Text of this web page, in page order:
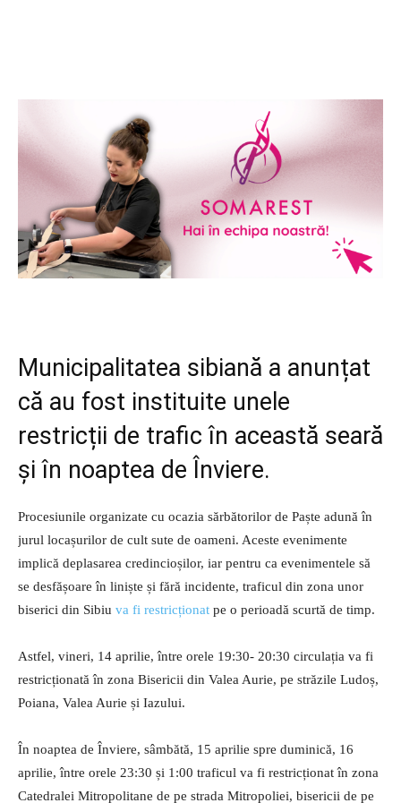
Municipalitatea sibiană a anunțat
că au fost instituite unele
restricții de trafic în această seară
și în noaptea de Înviere.
Procesiunile organizate cu ocazia sărbătorilor de Paște adună în
jurul locașurilor de cult sute de oameni. Aceste evenimente
implică deplasarea credincioșilor, iar pentru ca evenimentele să
se desfășoare în liniște și fără incidente, traficul din zona unor
biserici din Sibiu va fi restricționat pe o perioadă scurtă de timp.
Astfel, vineri, 14 aprilie, între orele 19:30- 20:30 circulația va fi
restricționată în zona Bisericii din Valea Aurie, pe străzile Ludoș,
Poiana, Valea Aurie și Iazului.
În noaptea de Înviere, sâmbătă, 15 aprilie spre duminică, 16
aprilie, între orele 23:30 și 1:00 traficul va fi restricționat în zona
Catedralei Mitropolitane de pe strada Mitropoliei, bisericii de pe